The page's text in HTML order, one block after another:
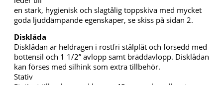
en stark, hygienisk och slagtålig toppskiva med mycket
goda ljuddämpande egenskaper, se skiss på sidan 2.
Disklåda
Disklådan är heldragen i rostfri stålplåt och försedd med
bottensil och 1 1/2” avlopp samt bräddavlopp. Disklådan
kan förses med silhink som extra tillbehör.
Stativ